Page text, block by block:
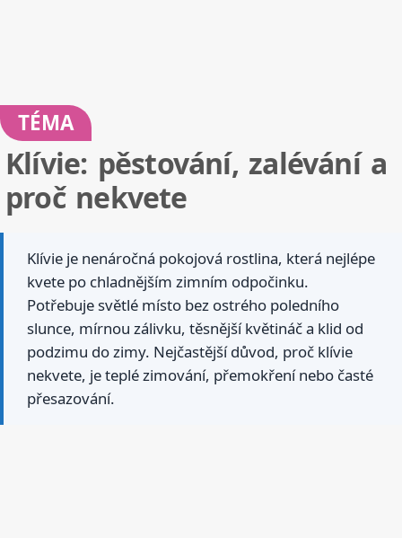
TÉMA
Klívie: pěstování, zalévání a
proč nekvete
Klívie je nenáročná pokojová rostlina, která nejlépe
kvete po chladnějším zimním odpočinku.
Potřebuje světlé místo bez ostrého poledního
slunce, mírnou zálivku, těsnější květináč a klid od
podzimu do zimy. Nejčastější důvod, proč klívie
nekvete, je teplé zimování, přemokření nebo časté
přesazování.